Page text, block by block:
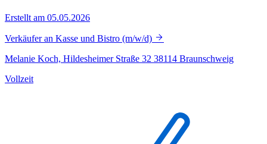
Erstellt am 05.05.2026
Verkäufer an Kasse und Bistro (m/w/d)
Melanie Koch, Hildesheimer Straße 32 38114 Braunschweig
Vollzeit